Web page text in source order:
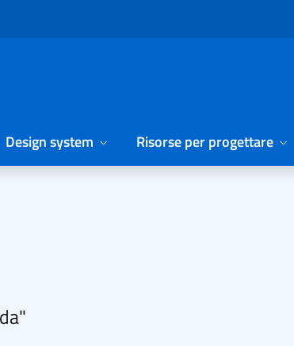
Design system Risorse per progettare